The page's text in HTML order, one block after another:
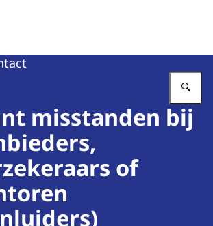
van Nederlandse Zorgautoriteit
misstanden bij
of